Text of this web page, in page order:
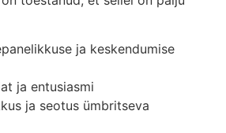
ja keskendumise
ja entusiasmi
ja seotus ümbritseva